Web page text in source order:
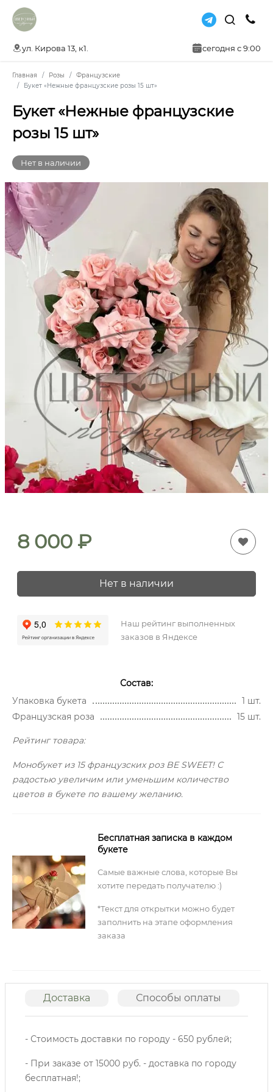
ул. Кирова 13, к1. сегодня с 9:00
Главная Розы
Французские
Букет «Нежные французские розы 15 шт»
Букет «Нежные французские
розы 15 шт»
Нет в наличии
8 000 ₽
Нет в наличии
Наш рейтинг выполненных
заказов в Яндексе
Состав:
Упаковка букета
1 шт.
Французская роза
15 шт.
Рейтинг товара:
Монобукет из 15 французских роз BE SWEET! С
радостью увеличим или уменьшим количество
цветов в букете по вашему желанию.
Бесплатная записка в каждом
букете
Самые важные слова, которые Вы
хотите передать получателю :)
*Текст для открытки можно будет
заполнить на этапе оформления
заказа
Доставка Способы оплаты
- Стоимость доставки по городу - 650 рублей;
- При заказе от 15000 руб. - доставка по городу
бесплатная!;